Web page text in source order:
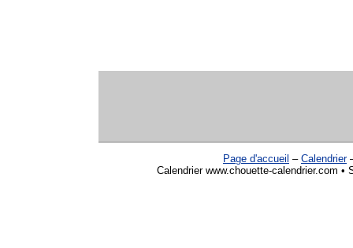
Page d'accueil – Calendrier
Calendrier www.chouette-calendrier.com